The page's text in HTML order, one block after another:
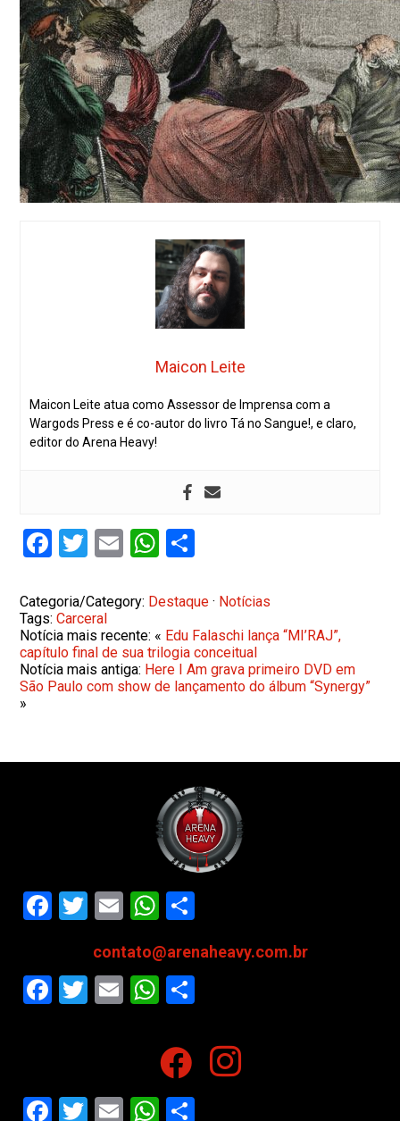
Maicon Leite
Maicon Leite atua como Assessor de Imprensa com a
Wargods Press e é co-autor do livro Tá no Sangue!, e claro,
editor do Arena Heavy!
Facebook
Twitter
EmailWhatsApp
Categoria/Category: Destaque · Notícias
Tags:Carceral
Notícia mais recente: « Edu Falaschi lança “MI’RAJ”,
capítulo final de sua trilogia conceitual
Notícia mais antiga: Here I Am grava primeiro DVD em
São Paulo com show de lançamento do álbum “Synergy”
»
Facebook
Twitter
EmailWhatsApp
contato@arenaheavy.com.br
Facebook
Twitter
EmailWhatsApp
Facebook
Twitter
EmailWhatsApp